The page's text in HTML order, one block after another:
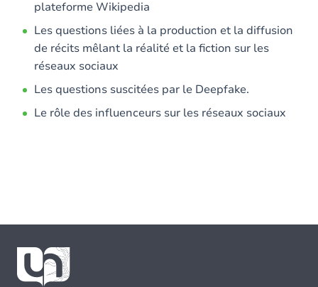
plateforme Wikipedia
Les questions liées à la production et la diffusion
de récits mêlant la réalité et la fiction sur les
réseaux sociaux
Les questions suscitées par le Deepfake.
Le rôle des influenceurs sur les réseaux sociaux